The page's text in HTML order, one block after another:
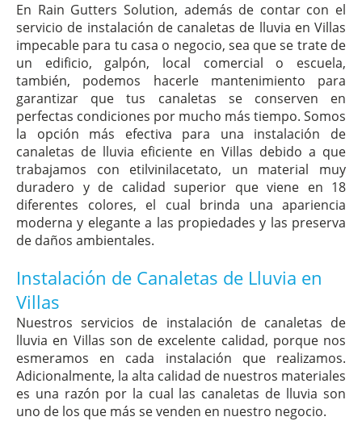
En Rain Gutters Solution, además de contar con el
servicio de instalación de canaletas de lluvia en Villas
impecable para tu casa o negocio, sea que se trate de
un edificio, galpón, local comercial o escuela,
también, podemos hacerle mantenimiento para
garantizar que tus canaletas se conserven en
perfectas condiciones por mucho más tiempo. Somos
la opción más efectiva para una instalación de
canaletas de lluvia eficiente en Villas debido a que
trabajamos con etilvinilacetato, un material muy
duradero y de calidad superior que viene en 18
diferentes colores, el cual brinda una apariencia
moderna y elegante a las propiedades y las preserva
de daños ambientales.
Instalación de Canaletas de Lluvia en
Villas
Nuestros servicios de instalación de canaletas de
lluvia en Villas son de excelente calidad, porque nos
esmeramos en cada instalación que realizamos.
Adicionalmente, la alta calidad de nuestros materiales
es una razón por la cual las canaletas de lluvia son
uno de los que más se venden en nuestro negocio.